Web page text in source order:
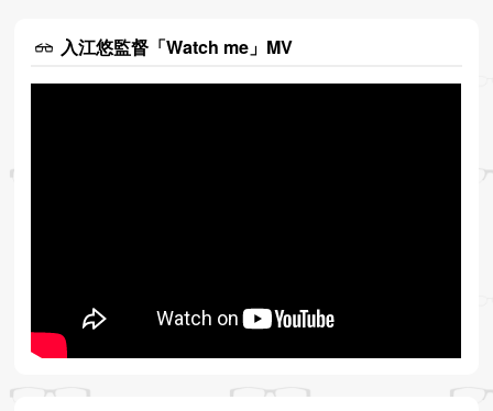
入江悠監督「Watch me」MV